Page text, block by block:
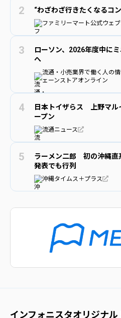
“わざわざ行きたくなるコ
ファミリーマート公式ウェ
ローソン、2026年度中に
へ
流通・小売業界で働く人の
ェーンストアオンライン
日本トイザらス 上野マル
ープン
流通ニュース
ラーメン二郎 初の沖縄
発表でも行列
沖縄タイムス＋プラス
インフォニスタオリジナル